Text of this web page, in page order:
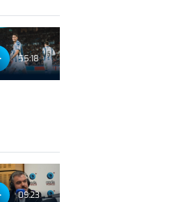
55:18
09:23